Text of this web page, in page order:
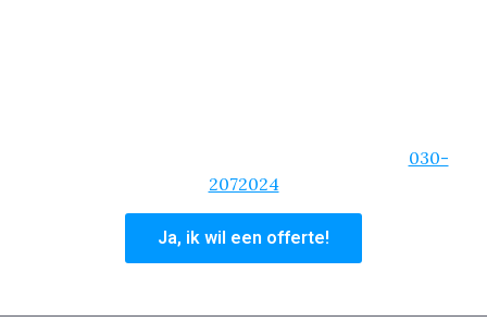
030-
2072024
Ja, ik wil een offerte!